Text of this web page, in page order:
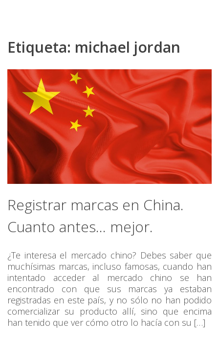
Etiqueta: michael jordan
Registrar marcas en China.
Cuanto antes… mejor.
¿Te interesa el mercado chino? Debes saber que
muchísimas marcas, incluso famosas, cuando han
intentado acceder al mercado chino se han
encontrado con que sus marcas ya estaban
registradas en este país, y no sólo no han podido
comercializar su producto allí, sino que encima
han tenido que ver cómo otro lo hacía con su […]